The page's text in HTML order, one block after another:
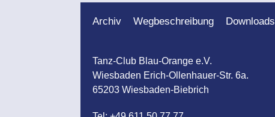
Archiv Wegbeschreibung Downloads
Tanz-Club Blau-Orange e.V.
Wiesbaden Erich-Ollenhauer-Str. 6a.
65203 Wiesbaden-Biebrich